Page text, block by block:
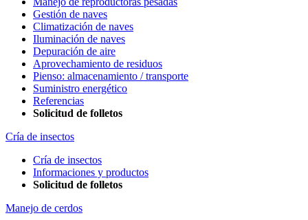
Gestión de naves
Climatización de naves
Iluminación de naves
Depuración de aire
Aprovechamiento de residuos
Pienso: almacenamiento / transporte
Suministro energético
Referencias
Solicitud de folletos
Cría de insectos
Cría de insectos
Informaciones y productos
Solicitud de folletos
Manejo de cerdos